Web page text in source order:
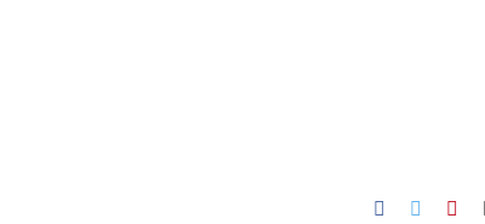
Facebook
Twitter